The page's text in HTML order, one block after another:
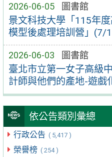
2026-06-05 圖書館
景文科技大學「115年
模型後處理培訓營」(7/
2026-06-03 圖書館
臺北市立第一女子高級
計師與他們的產地-遊
依公告類別彙總
行政公告 ( 5,417 )
榮譽榜 ( 254 )